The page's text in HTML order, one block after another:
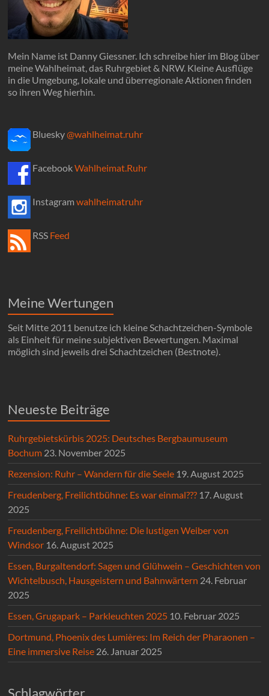
Mein Name ist Danny Giessner. Ich schreibe hier im Blog über
meine Wahlheimat, das Ruhrgebiet & NRW. Kleine Ausflüge
in die Umgebung, lokale und überregionale Aktionen finden
so ihren Weg hierhin.
Bluesky@wahlheimat.ruhr
FacebookWahlheimat.Ruhr
Instagramwahlheimatruhr
RSS Feed
Meine Wertungen
Seit Mitte 2011 benutze ich kleine Schachtzeichen-Symbole
als Einheit für meine subjektiven Bewertungen. Maximal
möglich sind jeweils drei Schachtzeichen (Bestnote).
Neueste Beiträge
Ruhrgebietskürbis 2025: Deutsches Bergbaumuseum
Bochum 23. November 2025
Rezension: Ruhr – Wandern für die Seele 19. August 2025
Freudenberg, Freilichtbühne: Es war einmal??? 17. August
2025
Freudenberg, Freilichtbühne: Die lustigen Weiber von
Windsor 16. August 2025
Essen, Burgaltendorf: Sagen und Glühwein – Geschichten von
Wichtelbusch, Hausgeistern und Bahnwärtern 24. Februar
2025
Essen, Grugapark – Parkleuchten 2025 10. Februar 2025
Dortmund, Phoenix des Lumières: Im Reich der Pharaonen –
Eine immersive Reise 26. Januar 2025